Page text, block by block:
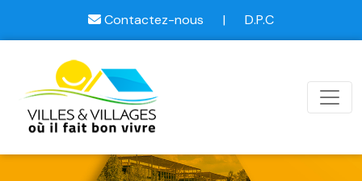
Contactez-nous | D.P.C